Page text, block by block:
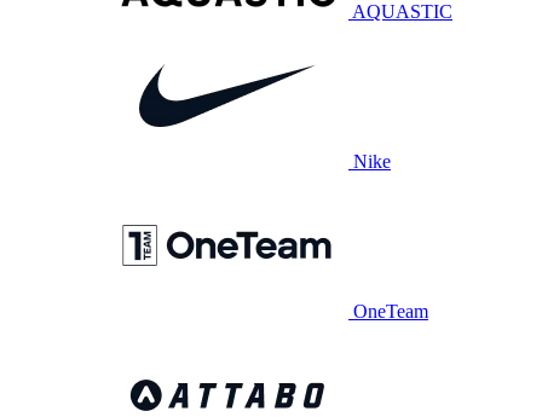
AQUASTIC
Nike
OneTeam